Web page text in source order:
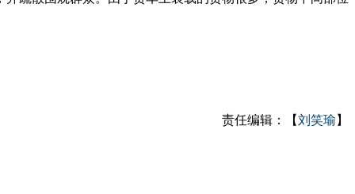
责任编辑：【刘笑瑜 】